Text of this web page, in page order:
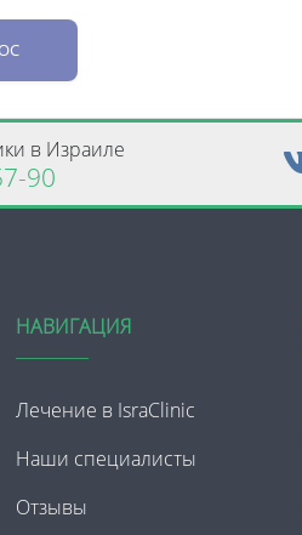
в Израиле
90
НАВИГАЦИЯ
Лечение в IsraClinic
Наши специалисты
Отзывы